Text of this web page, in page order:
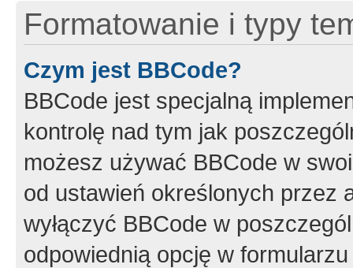
Formatowanie i typy
Czym jest BBCode?
BBCode jest specjalną
kontrolę nad tym jak
możesz używać BBCode w
od ustawień określonych przez
wyłączyć BBCode w
odpowiednią opcję w